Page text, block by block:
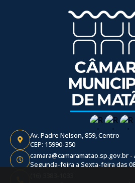
Av. Padre Nelson, 859, Centro
CEP: 15990-350
camara@camaramatao.sp.gov.br
Segunda-feira a Sexta-feira das